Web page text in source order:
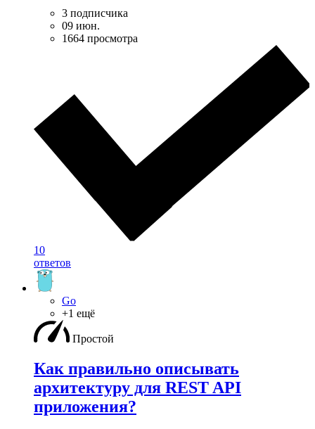
3 подписчика
09 июн.
1664 просмотра
10
ответов
Go
+1 ещё
Простой
Как правильно описывать
архитектуру для REST API
приложения?